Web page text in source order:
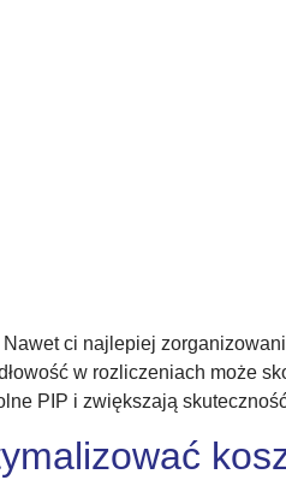
ci najlepiej
w rozliczeniach może
PIP i zwiększają